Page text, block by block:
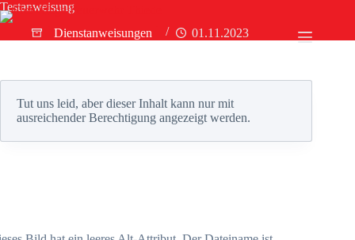
Zum
Inhalt
springen
Testanweisung
Dienstanweisungen
01.11.2023
Tut uns leid, aber dieser Inhalt kann nur mit
ausreichender Berechtigung angezeigt werden.